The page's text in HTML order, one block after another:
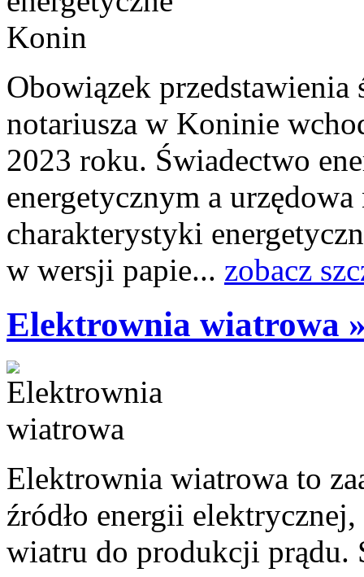
Obowiązek przedstawienia
notariusza w Koninie
2023 roku. Świadectwo
energetycznym a
charakterystyki
w wersji papie... zobacz
Elektrownia wiatrowa
Elektrownia wiatrowa to
źródło energii
wiatru do produkcji prądu.